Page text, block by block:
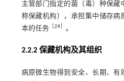
主管部门指定的菌（毒）种保藏
称保藏机构），承担集中储存病
本的任务［ 29］ 。
2.2.2 保藏机构及其组织
病原微生物得到安全、长期、有